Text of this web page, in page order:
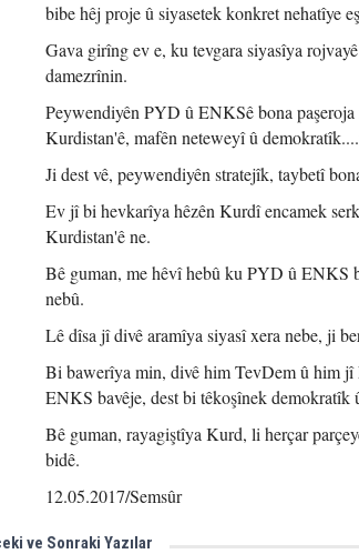
bibe hêj proje û siyasetek konkret nehatîye
Gava girîng ev e, ku tevgara siyasîya
damezrînin.
Peywendiyên PYD û ENKSê bona
Kurdistan'ê, mafên neteweyî û
Ji dest vê, peywendiyên stratejîk, taybetî
Ev jî bi hevkarîya hêzên Kurdî encamek
Kurdistan'ê ne.
Bê guman, me hêvî hebû ku PYD û ENKS
nebû.
Lê dîsa jî divê aramîya siyasî xera nebe, ji
Bi bawerîya min, divê him TevDem û him
ENKS bavêje, dest bi têkoşînek demokratîk
Bê guman, rayagiştîya Kurd, li herçar
bidê.
12.05.2017/Semsûr
ve Sonraki Yazılar